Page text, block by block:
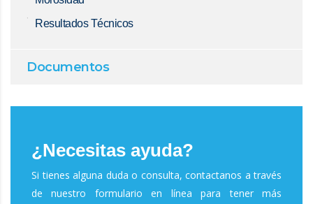
Resultados Técnicos
Documentos
¿Necesitas ayuda?
Si tienes alguna duda o consulta, contactanos a través
de nuestro formulario en línea para tener más